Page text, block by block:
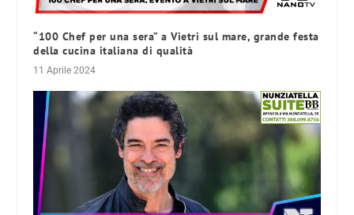
“100 Chef per una sera” a Vietri sul mare, grande festa
della cucina italiana di qualità
11 Aprile 2024